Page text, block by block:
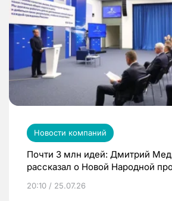
Новости компаний
Почти 3 млн идей: Дмитрий
рассказал о Новой Народной
20:10 / 25.07.26